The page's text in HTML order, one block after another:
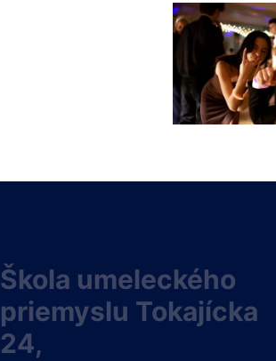
Škola umeleckého
priemyslu Tokajícka
24,